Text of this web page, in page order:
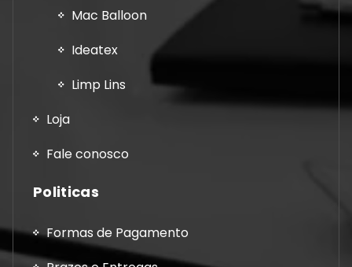
Mac Balloon
Ideatex
Limp Lins
Loja
Fale conosco
Politicas
Formas de Pagamento